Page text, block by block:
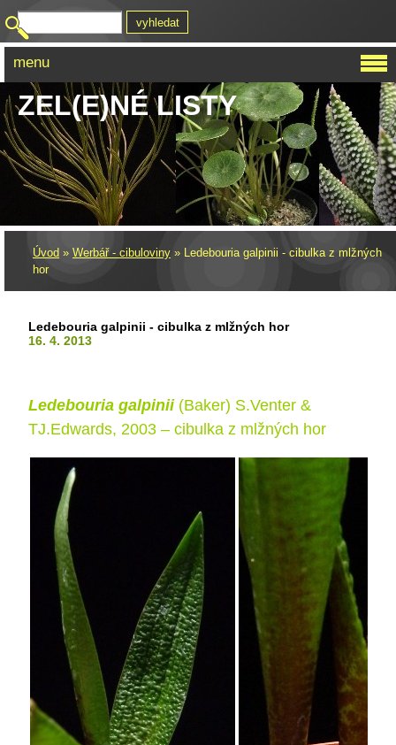
ZEL(E)NÉ LISTY
Úvod » Werbář - cibuloviny » Ledebouria galpinii - cibulka z mlžných
hor
Ledebouria galpinii - cibulka z mlžných hor
16. 4. 2013
Ledebouria galpinii(Baker) S.Venter &
TJ.Edwards, 2003 – cibulka z mlžných hor
menu